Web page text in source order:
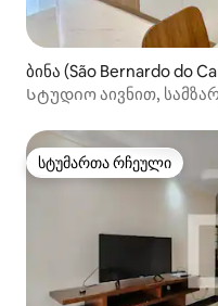
ბინა (São Bernardo do
Სტუდიო აივნით,
სტუმართა რჩეული
სტუმართა რჩეული